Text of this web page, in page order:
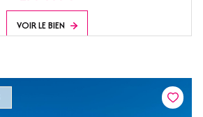
VOIR LE BIEN